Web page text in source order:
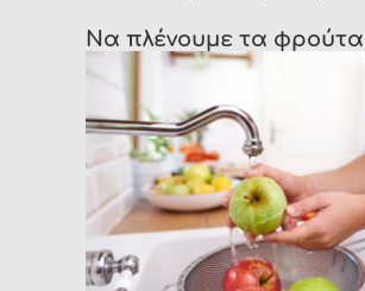
Να πλένουμε τα φρούτα